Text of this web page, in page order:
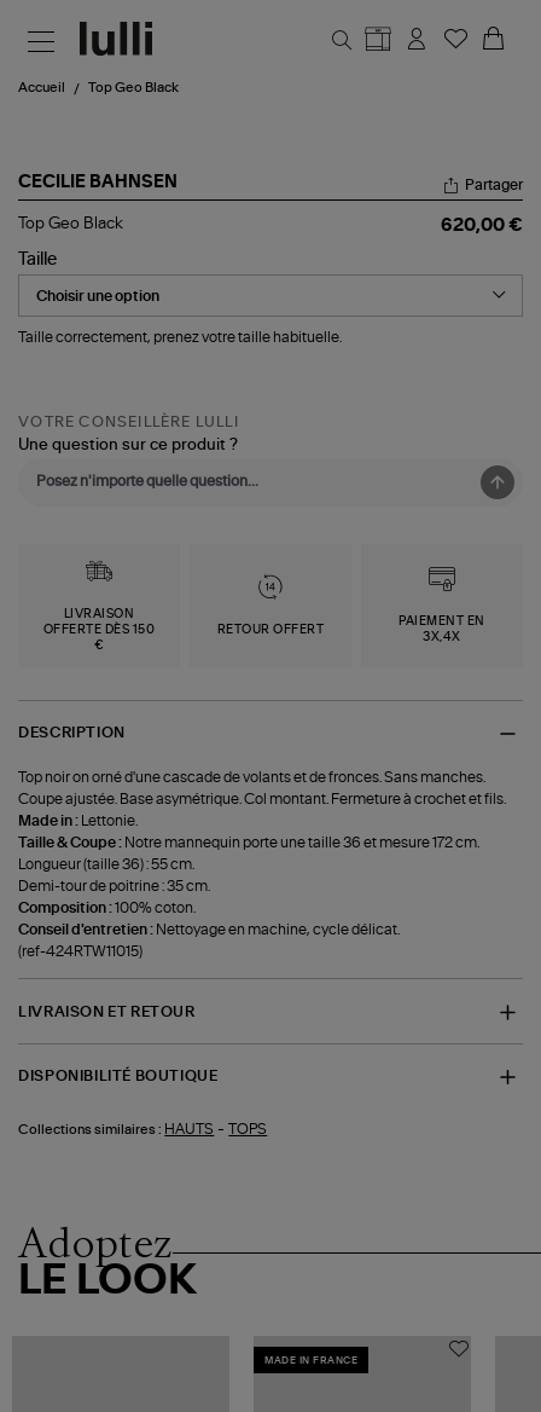
Accueil Top Geo Black
CECILIE BAHNSEN
Top
Black
Partager
Top Geo Black
620,00 €
Taille
Taille correctement, prenez votre taille habituelle.
VOTRE CONSEILLÈRE LULLI
Une question sur ce produit ?
LIVRAISON
OFFERTE DÈS 150
€
RETOUR OFFERT
PAIEMENT EN
3X,4X
DESCRIPTION
Top noir on orné d'une cascade de volants et de fronces. Sans manches.
Coupe ajustée. Base asymétrique. Col montant. Fermeture à crochet et fils.
Made in :
Lettonie.
Taille & Coupe : Notre mannequin porte une taille 36 et mesure 172 cm.
Longueur (taille 36) : 55 cm.
Demi-tour de poitrine : 35 cm.
Composition :100% coton.
Conseil d'entretien : Nettoyage en machine, cycle délicat.
(ref-424RTW11015)
LIVRAISON ET RETOUR
DISPONIBILITÉ BOUTIQUE
Collections similaires : HAUTS -TOPS
Adoptez
LE LOOK
MADE IN FRANCE